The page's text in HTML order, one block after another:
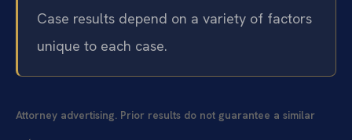
Case results depend on a variety of factors
unique to each case.
Attorney advertising. Prior results do not guarantee a similar